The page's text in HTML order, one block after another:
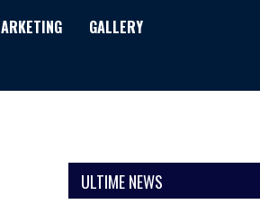
allenamento in giallorosso per Geubbels - US
di maglia per la Stagione Sportiva 2026/27
GALLERY
ULTIME NEWS